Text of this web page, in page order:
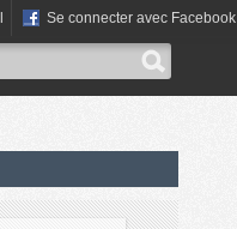
Se connecter avec Facebook